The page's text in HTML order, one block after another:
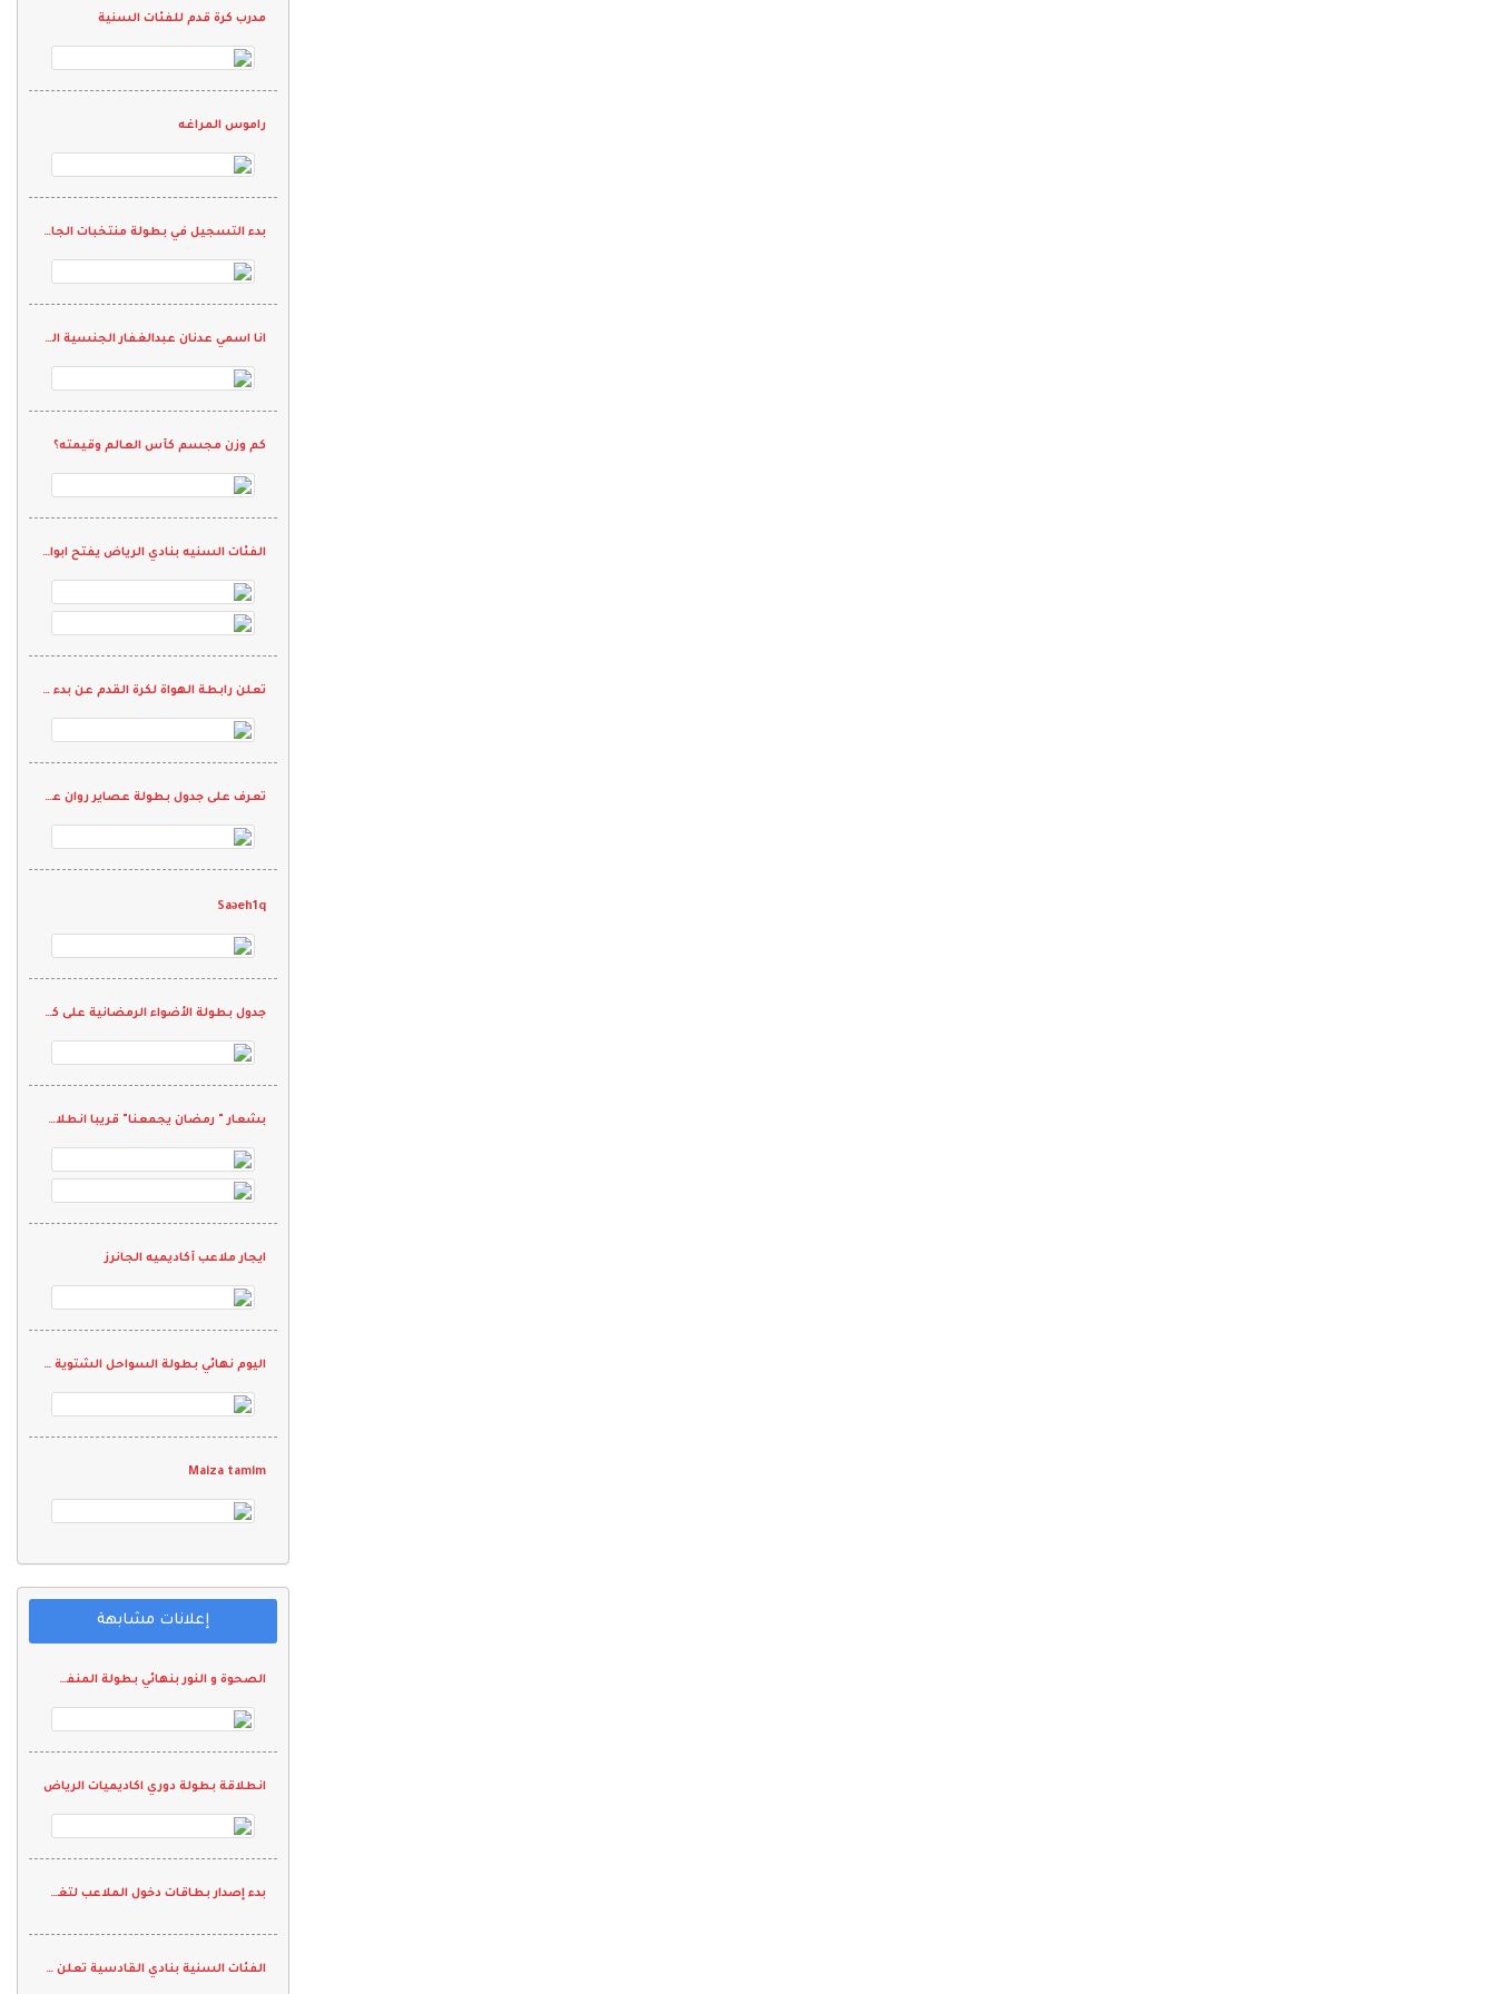
مدرب كرة قدم للفئات السنية
راموس المراغه
بدء التسجيل في بطولة منتخبات الجاليات الثانية
انا اسمي عدنان عبدالغفار الجنسية الهند وحلمي ان العب كورة القدم في نادي واقدم كل م لدي ويارب انها تححق
كم وزن مجسم كأس العالم وقيمته؟
الفئات السنيه بنادي الرياض يفتح ابوابه لاستقبال المواهب
تعلن رابطة الهواة لكرة القدم عن بدء التسجيل في دورة الحكام
تعرف على جدول بطولة عصاير روان على "كاس شيخ الرياضيين"
Saəeh1q
جدول بطولة الأضواء الرمضانية على كأس الأسطورة "محمد نور"
بشعار " رمضان يجمعنا" قريبا انطلاق بطولة فرق الجاليات الرمضانيه الثانيه 2022
ايجار ملاعب أكاديميه الجانرز
اليوم نهائي بطولة السواحل الشتوية الودية
Maiza tamim
إعلانات مشابهة
الصحوة و النور بنهائي بطولة المنفش التنشيطية الآولى
انطلاقة بطولة دوري اكاديميات الرياض
بدء إصدار بطاقات دخول الملاعب لتغطية مباريات لدوري جميل
الفئات السنية بنادي القادسية تعلن عن بطولة ودية للمستجدين